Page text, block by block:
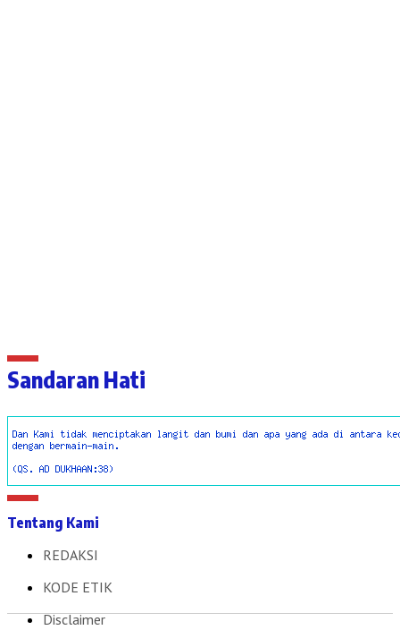
Sandaran Hati
Tentang Kami
REDAKSI
KODE ETIK
Disclaimer